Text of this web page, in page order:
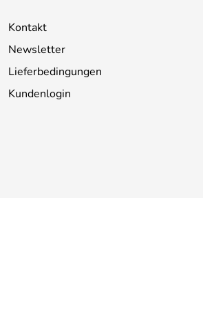
Kontakt
Newsletter
Lieferbedingungen
Kundenlogin